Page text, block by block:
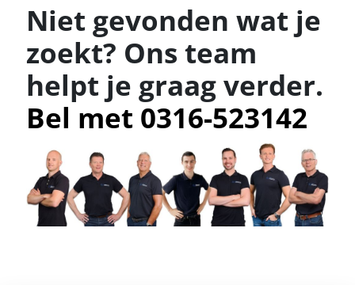
Niet gevonden wat je
zoekt? Ons team
helpt je graag verder.
Bel met 0316-523142